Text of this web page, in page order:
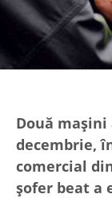
Două
decembrie,
comercial
șofer beat a